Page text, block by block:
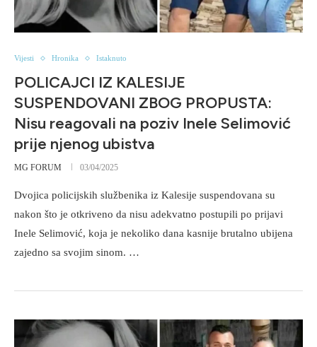
Vijesti Hronika Istaknuto
POLICAJCI IZ KALESIJE
SUSPENDOVANI ZBOG PROPUSTA:
Nisu reagovali na poziv Inele Selimović
prije njenog ubistva
MG FORUM 03/04/2025
Dvojica policijskih službenika iz Kalesije suspendovana su
nakon što je otkriveno da nisu adekvatno postupili po prijavi
Inele Selimović, koja je nekoliko dana kasnije brutalno ubijena
zajedno sa svojim sinom. …